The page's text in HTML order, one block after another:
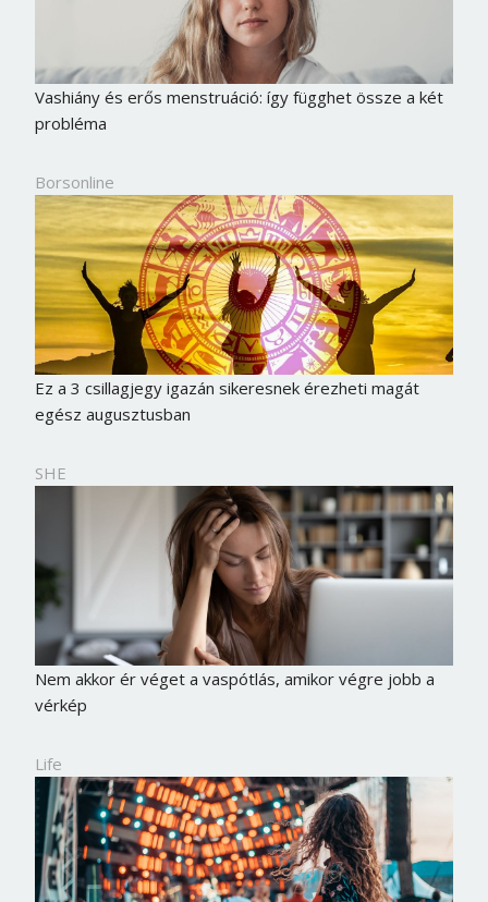
Vashiány és erős menstruáció: így függhet össze a két
probléma
Borsonline
Ez a 3 csillagjegy igazán sikeresnek érezheti magát
egész augusztusban
SHE
Nem akkor ér véget a vaspótlás, amikor végre jobb a
vérkép
Life